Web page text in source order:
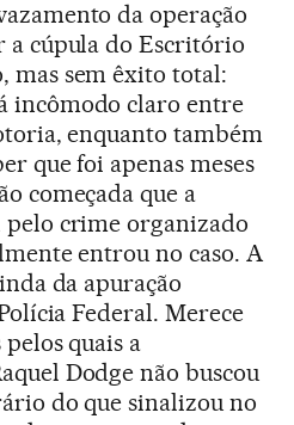
da operação
cúpula do Escritório
mas sem êxito total:
incômodo claro entre
enquanto também
que foi apenas meses
começada que a
pelo crime organizado
entrou no caso. A
da apuração
Federal. Merece
quais a
Dodge não buscou
do que sinalizou no